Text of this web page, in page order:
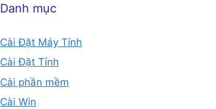
Danh mục
Cài Đặt Máy Tính
Cài Đặt Tỉnh
Cài phần mềm
Cài Win